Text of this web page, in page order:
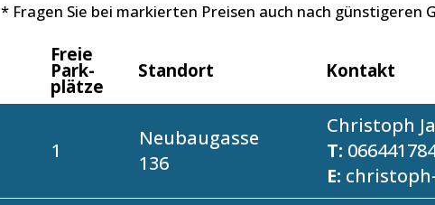
* Fragen Sie bei markierten Preisen auch nach günstigeren
Freie
Park­
plätze
Standort Kontakt
1
Neubaugasse
136
Christoph
T:
E: